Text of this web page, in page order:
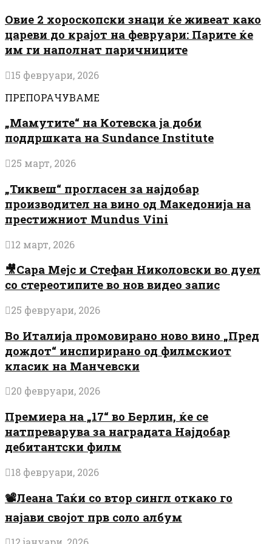
Овие 2 хороскопски знаци ќе живеат како
цареви до крајот на февруари: Парите ќе
им ги наполнат паричниците
15 февруари, 2026
ПРЕПОРАЧУВАМЕ
„Мамутите“ на Котевска ја доби
поддршката на Sundance Institute
25 март, 2026
„Тиквеш“ прогласен за најдобар
производител на вино од Македонија на
престижниот Mundus Vini
12 март, 2026
🎥Сара Мејс и Стефан Николовски во дуел
со стереотипите во нов видео запис
25 февруари, 2026
Во Италија промовирано ново вино „Пред
дождот“ инспирирано од филмскиот
класик на Манчевски
20 февруари, 2026
Премиера на „17“ во Берлин, ќе се
натпреварува за наградата Најдобар
дебитантски филм
18 февруари, 2026
📽️Леана Таќи со втор сингл откако го
најави својот прв соло албум